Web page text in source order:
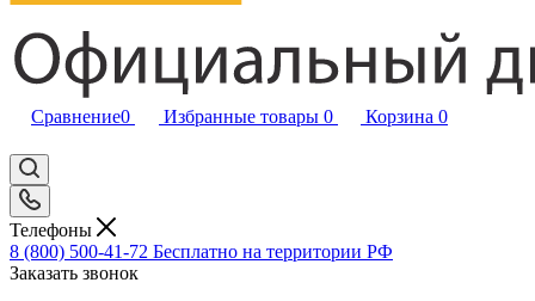
Сравнение0 Избранные товары 0 Корзина 0
Телефоны
8 (800) 500-41-72 Бесплатно на территории РФ
Заказать звонок